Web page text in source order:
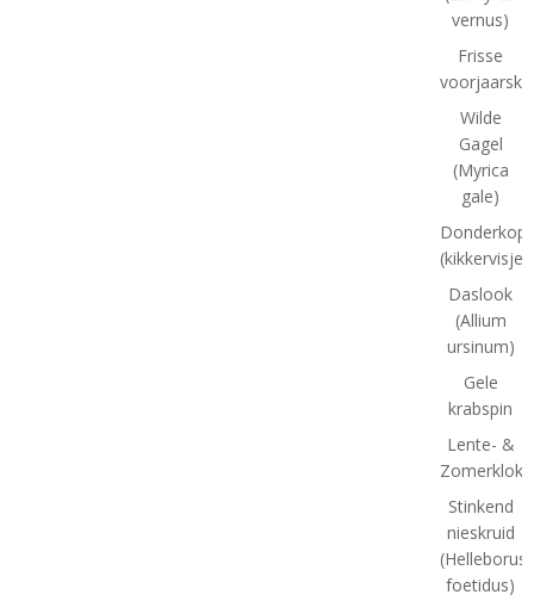
vernus)
Frisse
Wilde
Gagel
(Myrica
gale)
Daslook
(Allium
ursinum)
Gele
krabspin
Lente- &
Stinkend
nieskruid
(Helleborus
foetidus)